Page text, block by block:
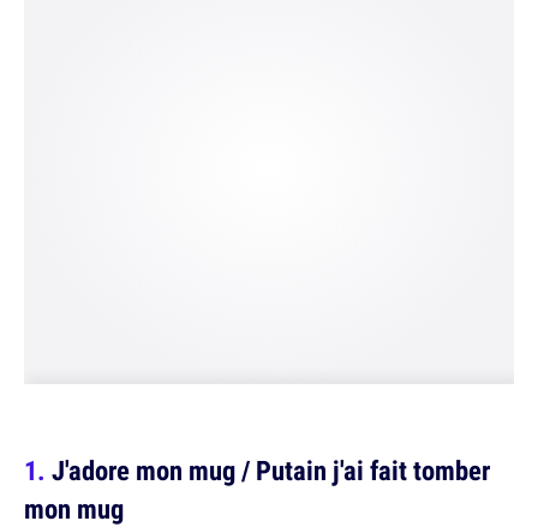
J'adore mon mug / Putain j'ai fait tomber
mon mug